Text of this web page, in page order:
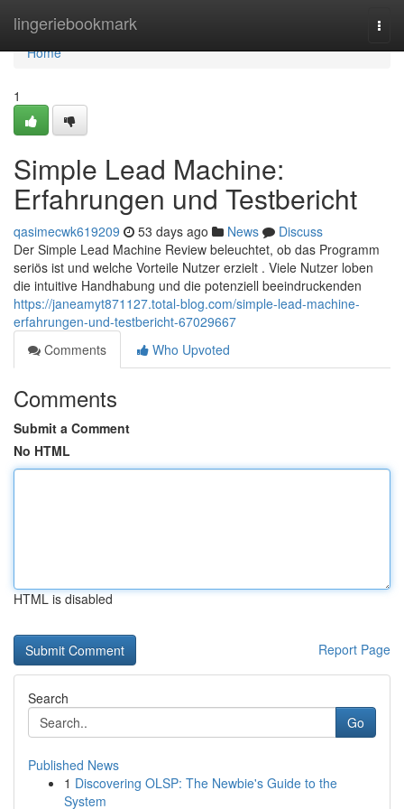
lingeriebookmark
Home
Home
1
Simple Lead Machine:
Erfahrungen und Testbericht
qasimecwk619209 53 days ago News
Discuss
Der Simple Lead Machine Review beleuchtet, ob das Programm
seriös ist und welche Vorteile Nutzer erzielt . Viele Nutzer loben
die intuitive Handhabung und die potenziell beeindruckenden
https://janeamyt871127.total-blog.com/simple-lead-machine-
erfahrungen-und-testbericht-67029667
Comments
Who Upvoted
Comments
Submit a Comment
No HTML
HTML is disabled
Report Page
Search
Go
Published News
1 Discovering OLSP: The Newbie's Guide to the
System